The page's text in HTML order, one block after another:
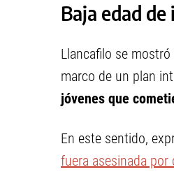
Baja edad
Llancafilo se
marco de un plan
jóvenes que
En este sentido,
fuera asesinada por